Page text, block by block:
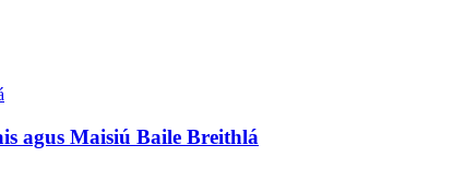
agus Maisiú Baile Breithlá